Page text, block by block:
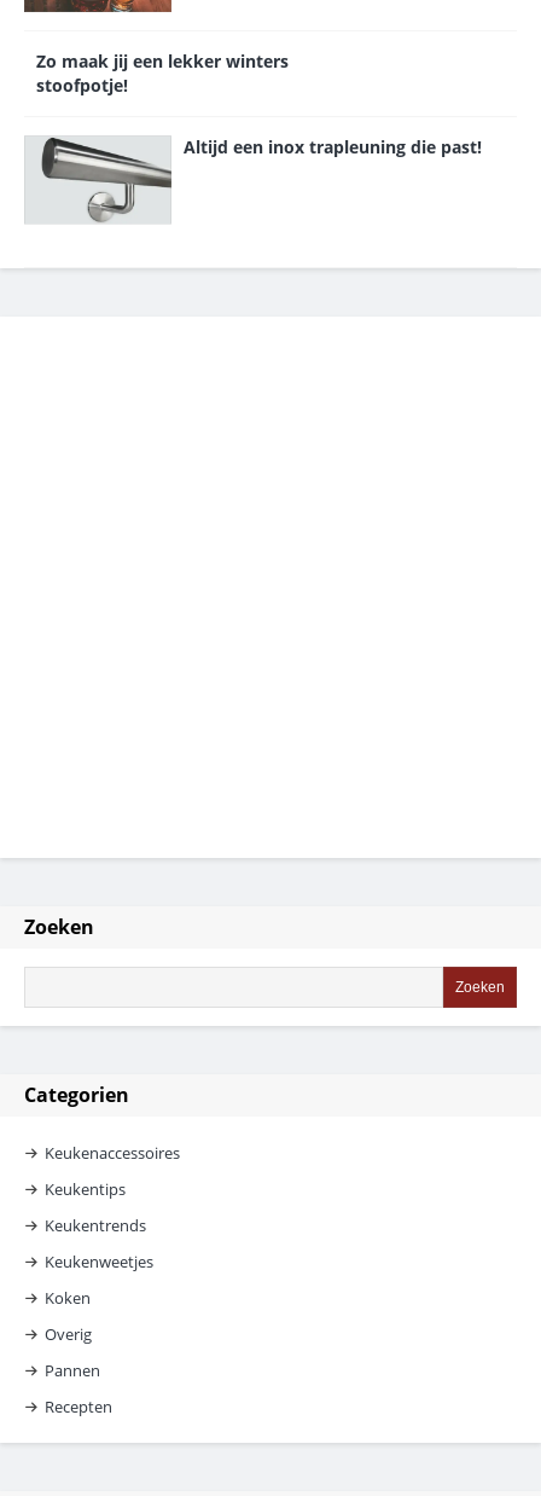
Zo maak jij een lekker winters
stoofpotje!
Altijd een inox trapleuning die past!
Zoeken
Categorien
Keukenaccessoires
Keukentips
Keukentrends
Keukenweetjes
Koken
Overig
Pannen
Recepten